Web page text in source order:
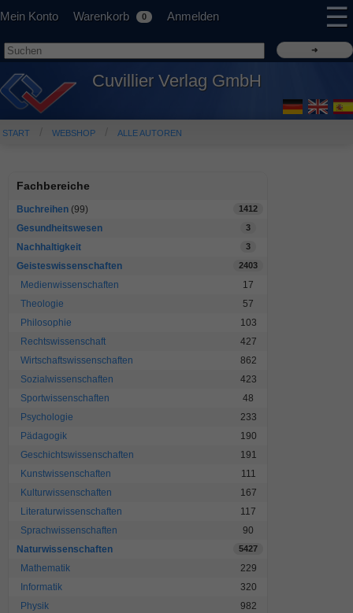
Mein Konto Warenkorb 0 Anmelden ☰
Cuvillier Verlag GmbH
START WEBSHOP ALLE AUTOREN
Fachbereiche
Buchreihen (99) 1412
Gesundheitswesen 3
Nachhaltigkeit 3
Geisteswissenschaften 2403
Medienwissenschaften
17
Theologie
57
Philosophie
103
Rechtswissenschaft
427
Wirtschaftswissenschaften
862
Sozialwissenschaften
423
Sportwissenschaften
48
Psychologie
233
Pädagogik
190
Geschichtswissenschaften
191
Kunstwissenschaften
111
Kulturwissenschaften
167
Literaturwissenschaften
117
Sprachwissenschaften
90
Naturwissenschaften
5427
Mathematik
229
Informatik
320
Physik
982